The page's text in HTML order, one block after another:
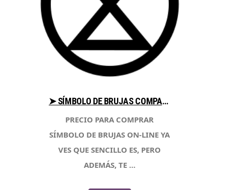
➤ SÍMBOLO DE BRUJAS COMPARA PRECIOS AL COMPRAR EN LIBRERIAESOTERICA.NET
PRECIO PARA COMPRAR
SÍMBOLO DE BRUJAS ON-LINE YA
VES QUE SENCILLO ES, PERO
ADEMÁS, TE …